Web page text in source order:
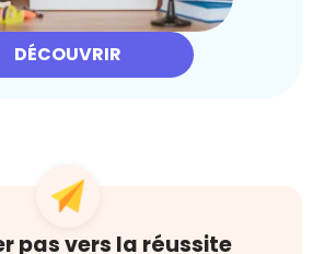
DÉCOUVRIR
pas vers la réussite